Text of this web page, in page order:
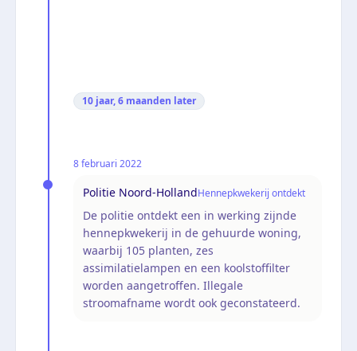
10 jaar, 6 maanden later
8 februari 2022
Politie Noord-HollandHennepkwekerij ontdekt
De politie ontdekt een in werking zijnde
hennepkwekerij in de gehuurde woning,
waarbij 105 planten, zes
assimilatielampen en een koolstoffilter
worden aangetroffen. Illegale
stroomafname wordt ook geconstateerd.